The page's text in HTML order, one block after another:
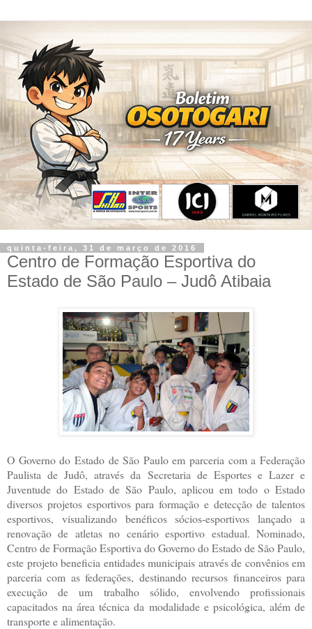
quinta-feira, 31 de março de 2016
Centro de Formação Esportiva do
Estado de São Paulo – Judô Atibaia
O Governo do Estado de São Paulo em parceria com a Federação
Paulista de Judô, através da Secretaria de Esportes e Lazer e
Juventude do Estado de São Paulo, aplicou em todo o Estado
diversos projetos esportivos para formação e detecção de talentos
esportivos, visualizando benéficos sócios-esportivos lançado a
renovação de atletas no cenário esportivo estadual. Nominado,
Centro de Formação Esportiva do Governo do Estado de São Paulo,
este projeto beneficia entidades municipais através de convênios em
parceria com as federações, destinando recursos financeiros para
execução de um trabalho sólido, envolvendo profissionais
capacitados na área técnica da modalidade e psicológica, além de
transporte e alimentação.